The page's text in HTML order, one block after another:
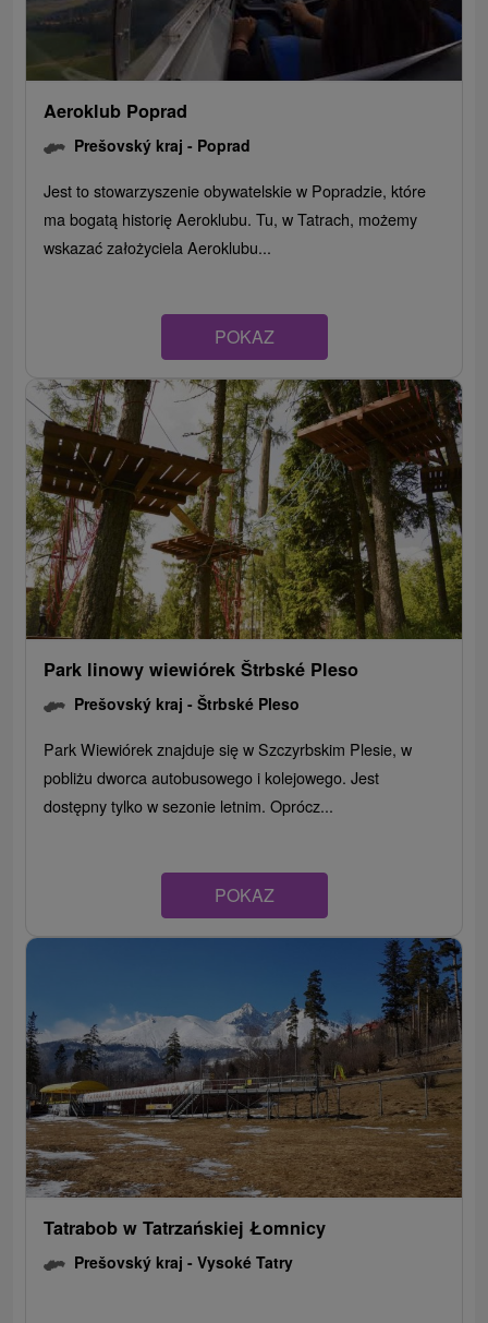
Aeroklub Poprad
Prešovský kraj - Poprad
Jest to stowarzyszenie obywatelskie w Popradzie, które
ma bogatą historię Aeroklubu. Tu, w Tatrach, możemy
wskazać założyciela Aeroklubu...
POKAZ
Park linowy wiewiórek Štrbské Pleso
Prešovský kraj -Štrbské Pleso
Park Wiewiórek znajduje się w Szczyrbskim Plesie, w
pobliżu dworca autobusowego i kolejowego. Jest
dostępny tylko w sezonie letnim. Oprócz...
POKAZ
Tatrabob w Tatrzańskiej Łomnicy
Prešovský kraj -Vysoké Tatry